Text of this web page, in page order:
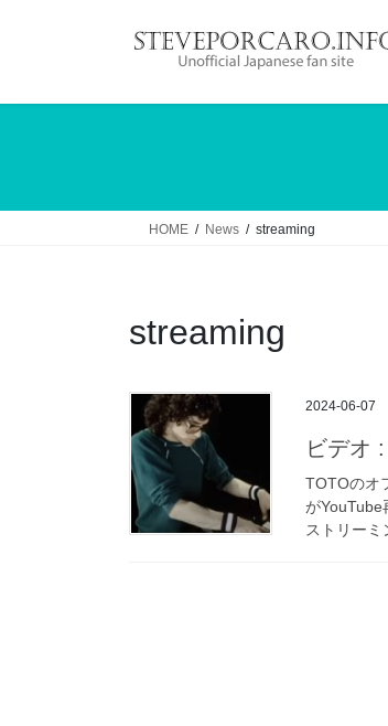
HOME News streaming
streaming
2024-06-07
ビデオ
TOTOのオ
がYouTube
ストリー